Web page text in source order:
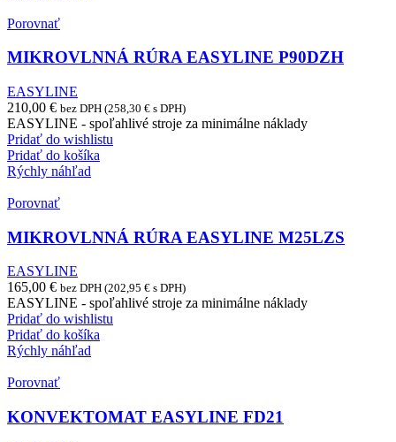
Porovnať
MIKROVLNNÁ RÚRA EASYLINE P90DZH
EASYLINE
210,00 € bez DPH (258,30 € s DPH)
EASYLINE - spoľahlivé stroje za minimálne náklady
Pridať do wishlistu
Pridať do košíka
Rýchly náhľad
Porovnať
MIKROVLNNÁ RÚRA EASYLINE M25LZS
EASYLINE
165,00 € bez DPH (202,95 € s DPH)
EASYLINE - spoľahlivé stroje za minimálne náklady
Pridať do wishlistu
Pridať do košíka
Rýchly náhľad
Porovnať
KONVEKTOMAT EASYLINE FD21